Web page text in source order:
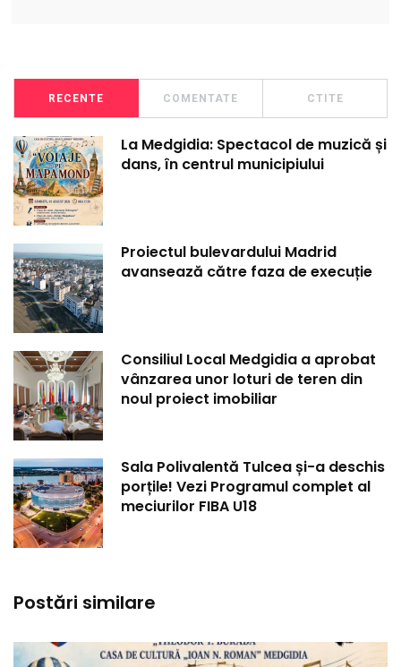
RECENTE COMENTATE CTITE
La Medgidia: Spectacol de muzică și
dans, în centrul municipiului
Proiectul bulevardului Madrid
avansează către faza de execuție
Consiliul Local Medgidia a aprobat
vânzarea unor loturi de teren din
noul proiect imobiliar
Sala Polivalentă Tulcea și-a deschis
porțile! Vezi Programul complet al
meciurilor FIBA U18
Postări similare